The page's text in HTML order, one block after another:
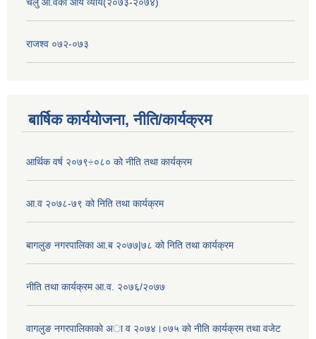
राजश्व ०७२-०७३
बार्षिक कार्ययोजना, नीति/कार्यक्रम
आर्थिक वर्ष २०७९÷०८० को नीति तथा कार्यक्रम
आ.व २०७८-७९ को निति तथा कार्यक्रम
बागलुङ नगरपालिका आ.ब २०७७|७८ को निति तथा कार्यक्रम
नीति तथा कार्यक्रम आ.व. २०७६/२०७७
वागलुङ नगरपालिकाकाे अा‍ व २०७४।०७५ काे नीति कार्यक्रम तथा वजेट